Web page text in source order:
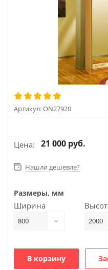
Артикул:ON27920
Цена: 21 000 руб.
Нашли дешевле?
Размеры, мм
Ширина
800 2000
В корзину